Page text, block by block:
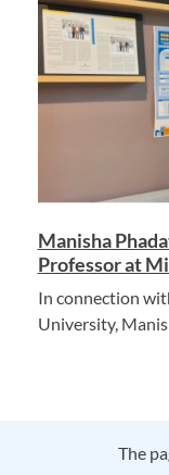
Manisha
Professor at
In connection
University,
The